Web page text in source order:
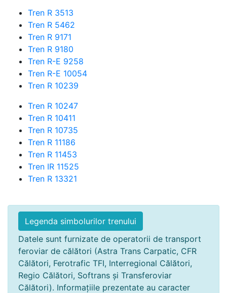
Tren R 3513
Tren R 5462
Tren R 9171
Tren R 9180
Tren R-E 9258
Tren R-E 10054
Tren R 10239
Tren R 10247
Tren R 10411
Tren R 10735
Tren R 11186
Tren R 11453
Tren IR 11525
Tren R 13321
Legenda simbolurilor trenului
Datele sunt furnizate de operatorii de transport
feroviar de călători (Astra Trans Carpatic, CFR
Călători, Ferotrafic TFI, Interregional Călători,
Regio Călători, Softrans și Transferoviar
Călători). Informațiile prezentate au caracter